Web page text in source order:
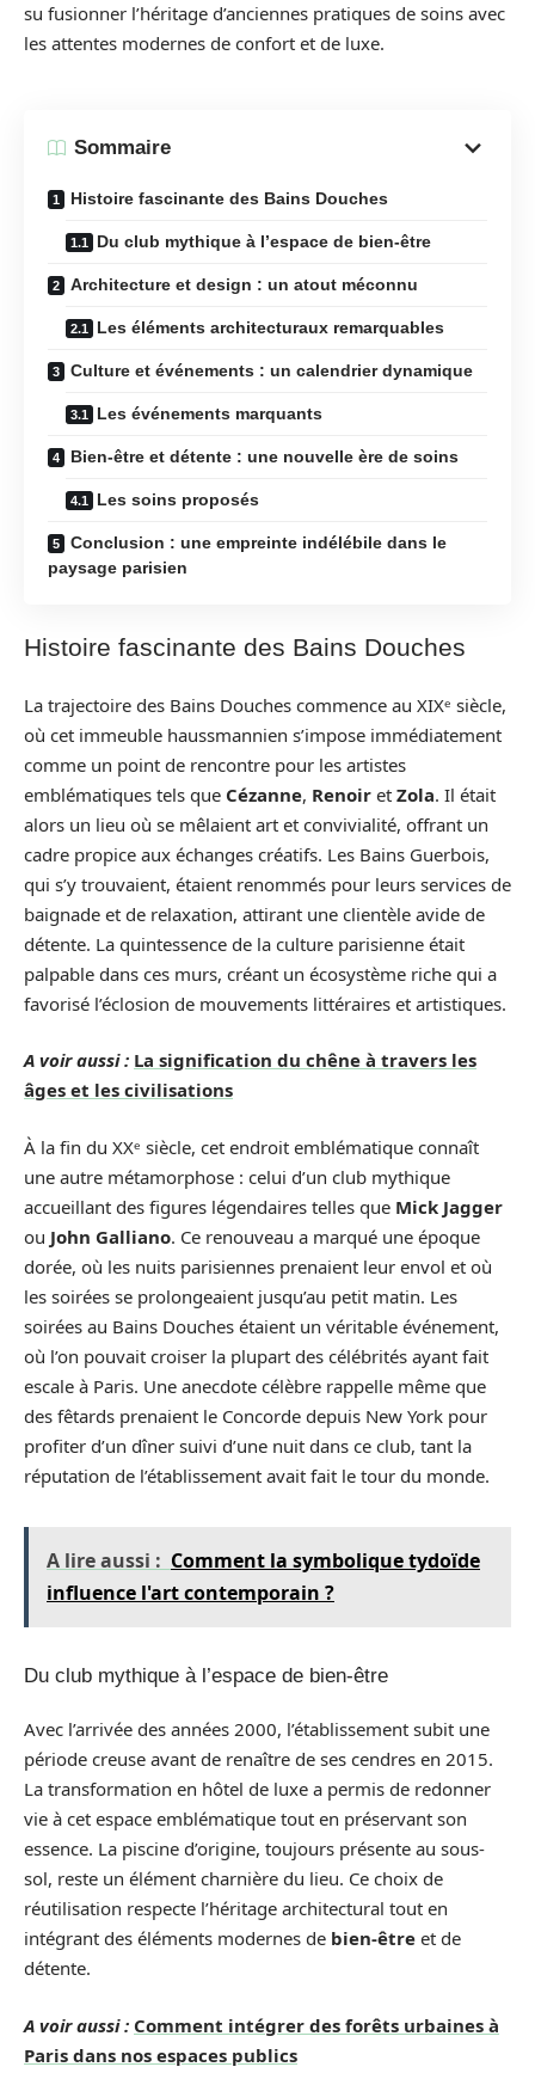
su fusionner l’héritage d’anciennes pratiques de soins avec
les attentes modernes de confort et de luxe.
Sommaire
Histoire fascinante des Bains Douches
Du club mythique à l’espace de bien-être
Architecture et design : un atout méconnu
Les éléments architecturaux remarquables
Culture et événements : un calendrier dynamique
Les événements marquants
Bien-être et détente : une nouvelle ère de soins
Les soins proposés
Conclusion : une empreinte indélébile dans le
paysage parisien
Histoire fascinante des Bains Douches
La trajectoire des Bains Douches commence au XIXᵉ siècle,
où cet immeuble haussmannien s’impose immédiatement
comme un point de rencontre pour les artistes
emblématiques tels que Cézanne, Renoir et Zola. Il était
alors un lieu où se mêlaient art et convivialité, offrant un
cadre propice aux échanges créatifs. Les Bains Guerbois,
qui s’y trouvaient, étaient renommés pour leurs services de
baignade et de relaxation, attirant une clientèle avide de
détente. La quintessence de la culture parisienne était
palpable dans ces murs, créant un écosystème riche qui a
favorisé l’éclosion de mouvements littéraires et artistiques.
A voir aussi : La signification du chêne à travers les
âges et les civilisations
À la fin du XXᵉ siècle, cet endroit emblématique connaît
une autre métamorphose : celui d’un club mythique
accueillant des figures légendaires telles que Mick Jagger
ou John Galliano. Ce renouveau a marqué une époque
dorée, où les nuits parisiennes prenaient leur envol et où
les soirées se prolongeaient jusqu’au petit matin. Les
soirées au Bains Douches étaient un véritable événement,
où l’on pouvait croiser la plupart des célébrités ayant fait
escale à Paris. Une anecdote célèbre rappelle même que
des fêtards prenaient le Concorde depuis New York pour
profiter d’un dîner suivi d’une nuit dans ce club, tant la
réputation de l’établissement avait fait le tour du monde.
A lire aussi : Comment la symbolique tydoïde
influence l'art contemporain ?
Du club mythique à l’espace de bien-être
Avec l’arrivée des années 2000, l’établissement subit une
période creuse avant de renaître de ses cendres en 2015.
La transformation en hôtel de luxe a permis de redonner
vie à cet espace emblématique tout en préservant son
essence. La piscine d’origine, toujours présente au sous-
sol, reste un élément charnière du lieu. Ce choix de
réutilisation respecte l’héritage architectural tout en
intégrant des éléments modernes de bien-être et de
détente.
A voir aussi : Comment intégrer des forêts urbaines à
Paris dans nos espaces publics